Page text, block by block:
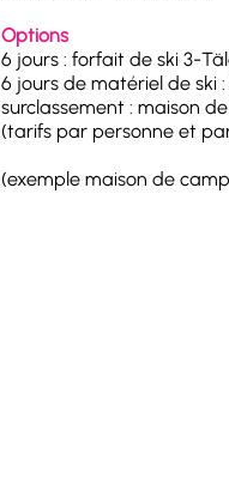
Options
6 jours : forfait de ski 3-
6 jours de matériel de ski
surclassement : maison
(tarifs par personne et
(exemple maison de camp